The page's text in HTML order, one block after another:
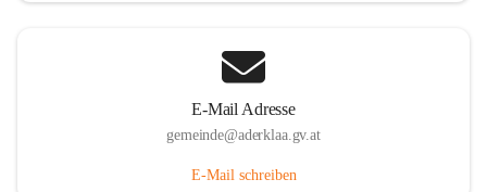
E-Mail Adresse
gemeinde@aderklaa.gv.at
E-Mail schreiben